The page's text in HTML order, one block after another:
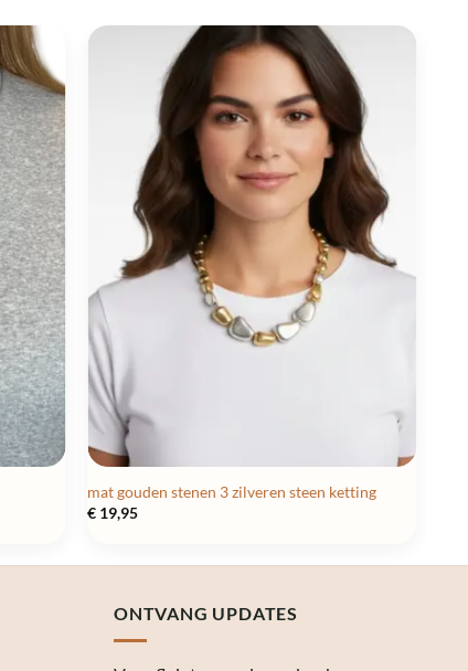
mat gouden stenen 3 zilveren steen ketting
€ 19,95
ONTVANG UPDATES